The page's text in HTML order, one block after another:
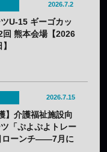
2026.7.2
U-15 ギーゴカッ
回 熊本会場【2026
2026.7.15
】介護福祉施設向
「ぷよぷよトレー
ローンチ——7月に